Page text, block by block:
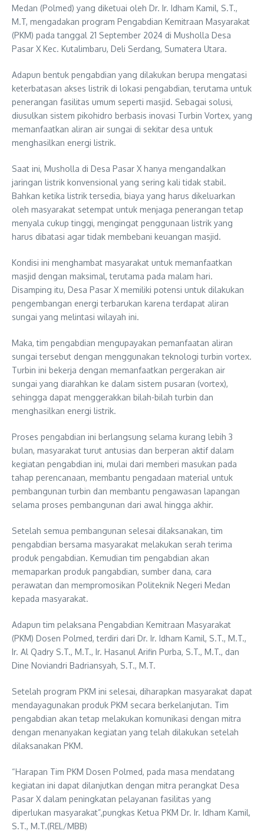
Medan (Polmed) yang diketuai oleh Dr. Ir. Idham Kamil, S.T.,
M.T, mengadakan program Pengabdian Kemitraan Masyarakat
(PKM) pada tanggal 21 September 2024 di Musholla Desa
Pasar X Kec. Kutalimbaru, Deli Serdang, Sumatera Utara.
Adapun bentuk pengabdian yang dilakukan berupa mengatasi
keterbatasan akses listrik di lokasi pengabdian, terutama untuk
penerangan fasilitas umum seperti masjid. Sebagai solusi,
diusulkan sistem pikohidro berbasis inovasi Turbin Vortex, yang
memanfaatkan aliran air sungai di sekitar desa untuk
menghasilkan energi listrik.
Saat ini, Musholla di Desa Pasar X hanya mengandalkan
jaringan listrik konvensional yang sering kali tidak stabil.
Bahkan ketika listrik tersedia, biaya yang harus dikeluarkan
oleh masyarakat setempat untuk menjaga penerangan tetap
menyala cukup tinggi, mengingat penggunaan listrik yang
harus dibatasi agar tidak membebani keuangan masjid.
Kondisi ini menghambat masyarakat untuk memanfaatkan
masjid dengan maksimal, terutama pada malam hari.
Disamping itu, Desa Pasar X memiliki potensi untuk dilakukan
pengembangan energi terbarukan karena terdapat aliran
sungai yang melintasi wilayah ini.
Maka, tim pengabdian mengupayakan pemanfaatan aliran
sungai tersebut dengan menggunakan teknologi turbin vortex.
Turbin ini bekerja dengan memanfaatkan pergerakan air
sungai yang diarahkan ke dalam sistem pusaran (vortex),
sehingga dapat menggerakkan bilah-bilah turbin dan
menghasilkan energi listrik.
Proses pengabdian ini berlangsung selama kurang lebih 3
bulan, masyarakat turut antusias dan berperan aktif dalam
kegiatan pengabdian ini, mulai dari memberi masukan pada
tahap perencanaan, membantu pengadaan material untuk
pembangunan turbin dan membantu pengawasan lapangan
selama proses pembangunan dari awal hingga akhir.
Setelah semua pembangunan selesai dilaksanakan, tim
pengabdian bersama masyarakat melakukan serah terima
produk pengabdian. Kemudian tim pengabdian akan
memaparkan produk pangabdian, sumber dana, cara
perawatan dan mempromosikan Politeknik Negeri Medan
kepada masyarakat.
Adapun tim pelaksana Pengabdian Kemitraan Masyarakat
(PKM) Dosen Polmed, terdiri dari Dr. Ir. Idham Kamil, S.T., M.T.,
Ir. Al Qadry S.T., M.T., Ir. Hasanul Arifin Purba, S.T., M.T., dan
Dine Noviandri Badriansyah, S.T., M.T.
Setelah program PKM ini selesai, diharapkan masyarakat dapat
mendayagunakan produk PKM secara berkelanjutan. Tim
pengabdian akan tetap melakukan komunikasi dengan mitra
dengan menanyakan kegiatan yang telah dilakukan setelah
dilaksanakan PKM.
“Harapan Tim PKM Dosen Polmed, pada masa mendatang
kegiatan ini dapat dilanjutkan dengan mitra perangkat Desa
Pasar X dalam peningkatan pelayanan fasilitas yang
diperlukan masyarakat”,pungkas Ketua PKM Dr. Ir. Idham Kamil,
S.T., M.T.(REL/MBB)